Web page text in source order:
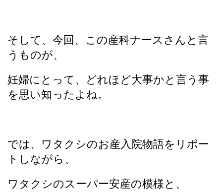
そして、今回、この産科ナースさんと言
うものが、
妊婦にとって、どれほど大事かと言う事
を思い知ったよね。
では、ワタクシのお産入院物語をリポー
トしながら、
ワタクシのスーパー安産の模様と、